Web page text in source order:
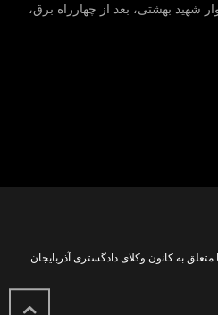
شهید بهشتی، بعد از چهارراه برق،
متعلق به کانون وکلای دادگستری آذربایجان